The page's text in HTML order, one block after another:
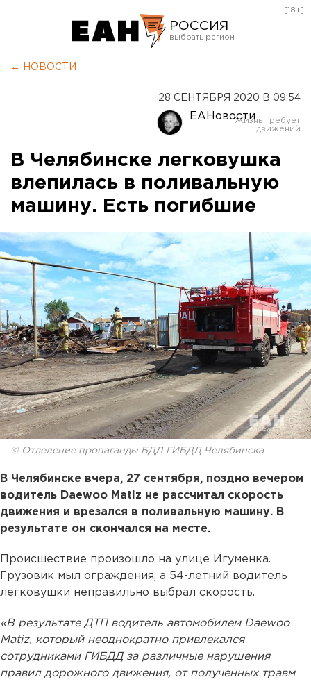
РОССИЯ
Оренбург
[18+]
← НОВОСТИ
28 СЕНТЯБРЯ 2020 В 09:54
ЕАНовости
В Челябинске легковушка
влепилась в поливальную
машину. Есть погибшие
© Отделение пропаганды БДД ГИБДД Челябинска
В Челябинске вчера, 27 сентября, поздно вечером
водитель Daewoo Matiz не рассчитал скорость
движения и врезался в поливальную машину. В
результате он скончался на месте.
Происшествие произошло на улице Игуменка.
Грузовик мыл ограждения, а 54-летний водитель
легковушки неправильно выбрал скорость.
«В результате ДТП водитель автомобилем Daewoo
Matiz, который неоднократно привлекался
сотрудниками ГИБДД за различные нарушения
правил дорожного движения, от полученных травм